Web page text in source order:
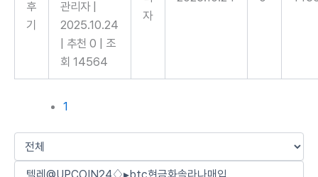
후
기
관리자
2025.10.24
추천 0
조
회 14564
자
1